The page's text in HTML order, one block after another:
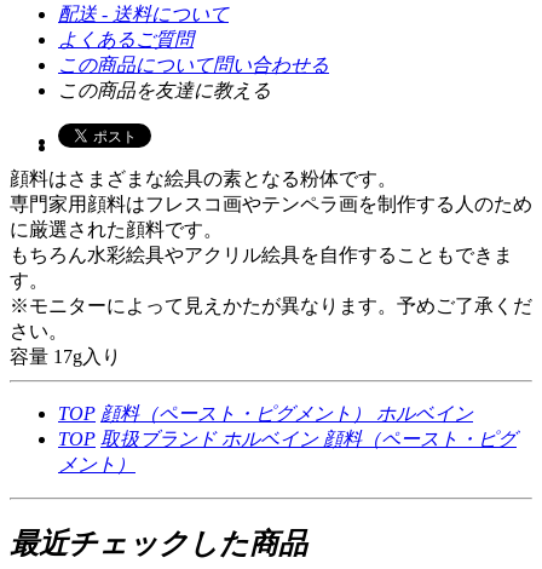
配送 - 送料について
よくあるご質問
この商品について問い合わせる
この商品を友達に教える
顔料はさまざまな絵具の素となる粉体です。
専門家用顔料はフレスコ画やテンペラ画を制作する人のため
に厳選された顔料です。
もちろん水彩絵具やアクリル絵具を自作することもできま
す。
※モニターによって見えかたが異なります。予めご了承くだ
さい。
容量 17g入り
TOP 顔料（ペースト・ピグメント） ホルベイン
TOP 取扱ブランド ホルベイン 顔料（ペースト・ピグ
メント）
最近チェックした商品